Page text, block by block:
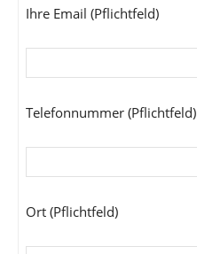
Ihre Email (Pflichtfeld)
Telefonnummer (Pflichtfeld)
Ort (Pflichtfeld)